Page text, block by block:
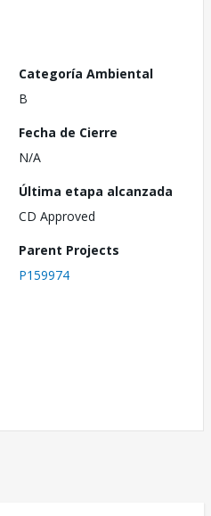
Categoría Ambiental
B
Fecha de Cierre
N/A
Última etapa alcanzada
CD Approved
Parent Projects
P159974